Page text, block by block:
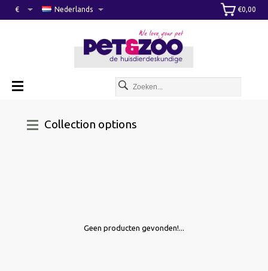
€0,00
Nederlands
€
Collection options
Geen producten gevonden!...